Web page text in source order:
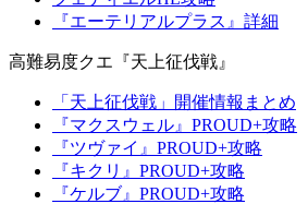
『エーテリアルプラス』詳細
高難易度クエ『天上征伐戦』
「天上征伐戦」開催情報まとめ
『マクスウェル』PROUD+攻略
『ツヴァイ』PROUD+攻略
『キクリ』PROUD+攻略
『ケルブ』PROUD+攻略